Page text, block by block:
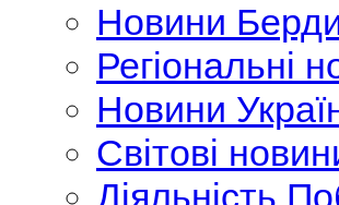
Новини
Регіональні
Новини
Світові
Діяльність